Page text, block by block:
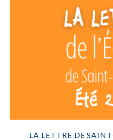
LA LETTRE DE